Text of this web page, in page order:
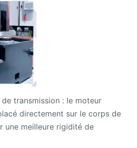
transmission : le moteur
directement sur le corps de
une meilleure rigidité de